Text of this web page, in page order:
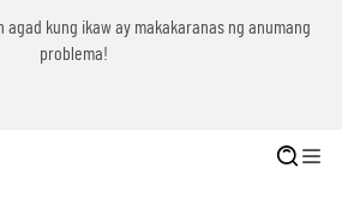
agad kung ikaw ay makakaranas ng anumang
problema!